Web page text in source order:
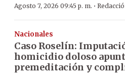
Agosto 7, 2026 09:45 p. m. ·
Nacionales
Caso Roselín:
homicidio doloso
premeditación y